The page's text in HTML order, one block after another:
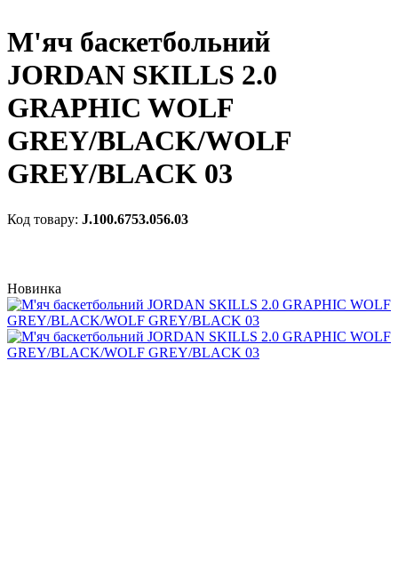
М'яч баскетбольний
JORDAN SKILLS 2.0
GRAPHIC WOLF
GREY/BLACK/WOLF
GREY/BLACK 03
J.100.6753.056.03
Новинка